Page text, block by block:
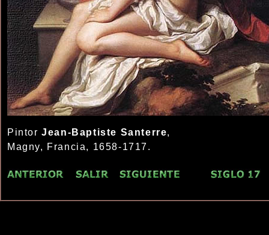
PintorJean-Baptiste Santerre,
Magny, Francia, 1658-1717.